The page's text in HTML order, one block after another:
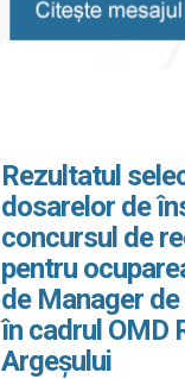
Rezultatul
dosarelor de
concursul de
pentru
de Manager
în cadrul OMD
Argeșului